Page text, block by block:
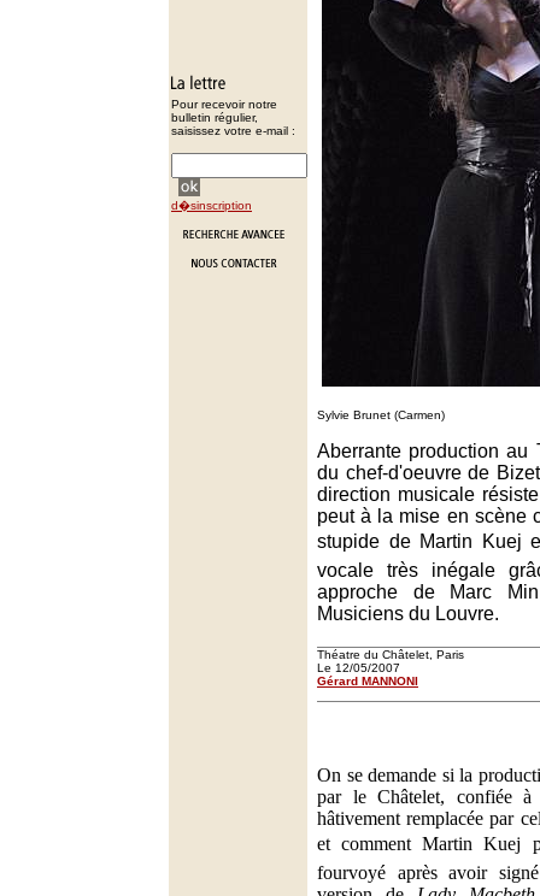
Pour recevoir notre
bulletin régulier,
saisissez votre e-mail :
d�sinscription
Sylvie Brunet (Carmen)
Aberrante production au
du chef-d'oeuvre de
direction musicale
peut à la mise en scène
stupide de Martin Kuej
vocale très inégale
approche de Marc
Musiciens du Louvre.
Théatre du Châtelet, Paris
Le 12/05/2007
Gérard MANNONI
On se demande si la
par le Châtelet, confiée à
hâtivement remplacée par
et comment Martin Kuej
fourvoyé après avoir